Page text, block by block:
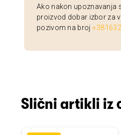
Ako nakon upoznavanja
proizvod dobar izbor za
pozivom na broj
Slični artikli iz